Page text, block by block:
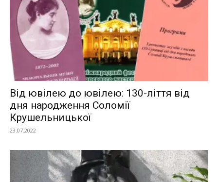
Від ювілею до ювілею: 130-ліття від
дня народження Соломії
Крушельницької
23.07.2022